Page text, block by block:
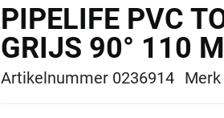
PIPELIFE PVC
GRIJS 90° 110
Artikelnummer 0236914 Merk